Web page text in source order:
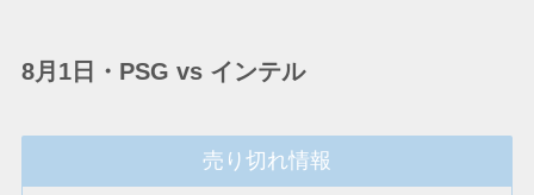
8月1日・PSG vs インテル
売り切れ情報